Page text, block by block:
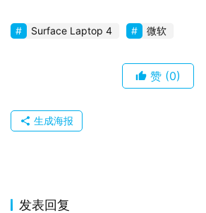
Surface Laptop 4 微软
赞 (0)
生成海报
发表回复